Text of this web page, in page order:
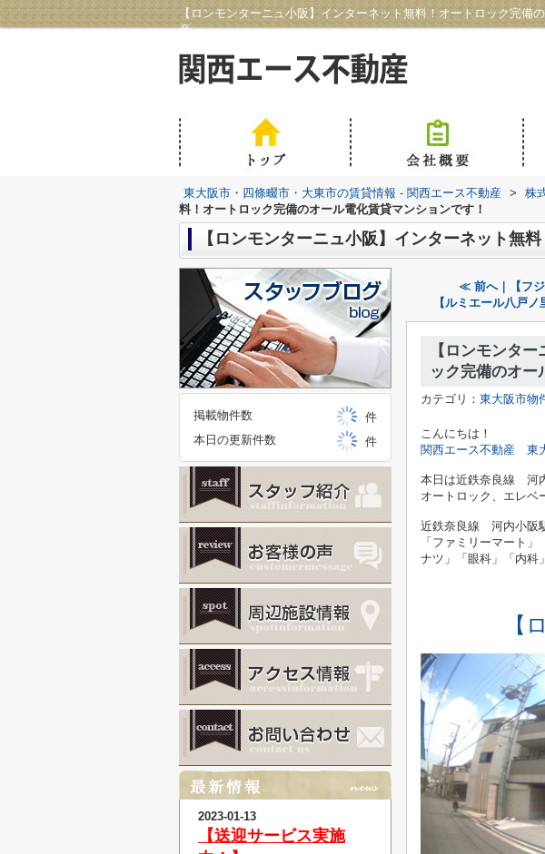
【ロンモンターニュ小阪】インターネット無料！オートロック完備
産
東大阪市・四條畷市・大東市の賃貸情報 - 関西エース不動産 > 株
料！オートロック完備のオール電化賃貸マンションです！
【ロンモンターニュ小阪】インターネット無
≪ 前へ｜【フジ
【ルミエール八戸
【ロンモンタ
ック完備のオー
カテゴリ： 東大阪市物
こんにちは！
関西エース不動産 東
本日は近鉄奈良線 河
オートロック、エレベ
近鉄奈良線 河内小阪
「ファミリーマート
ナツ」「眼科」「内科
【
掲載物件数
件
本日の更新件数
件
2023-01-13
【送迎サービス実施